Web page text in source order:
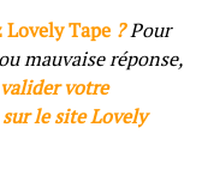
Tape ?Pour
mauvaise réponse,
votre
le site Lovely